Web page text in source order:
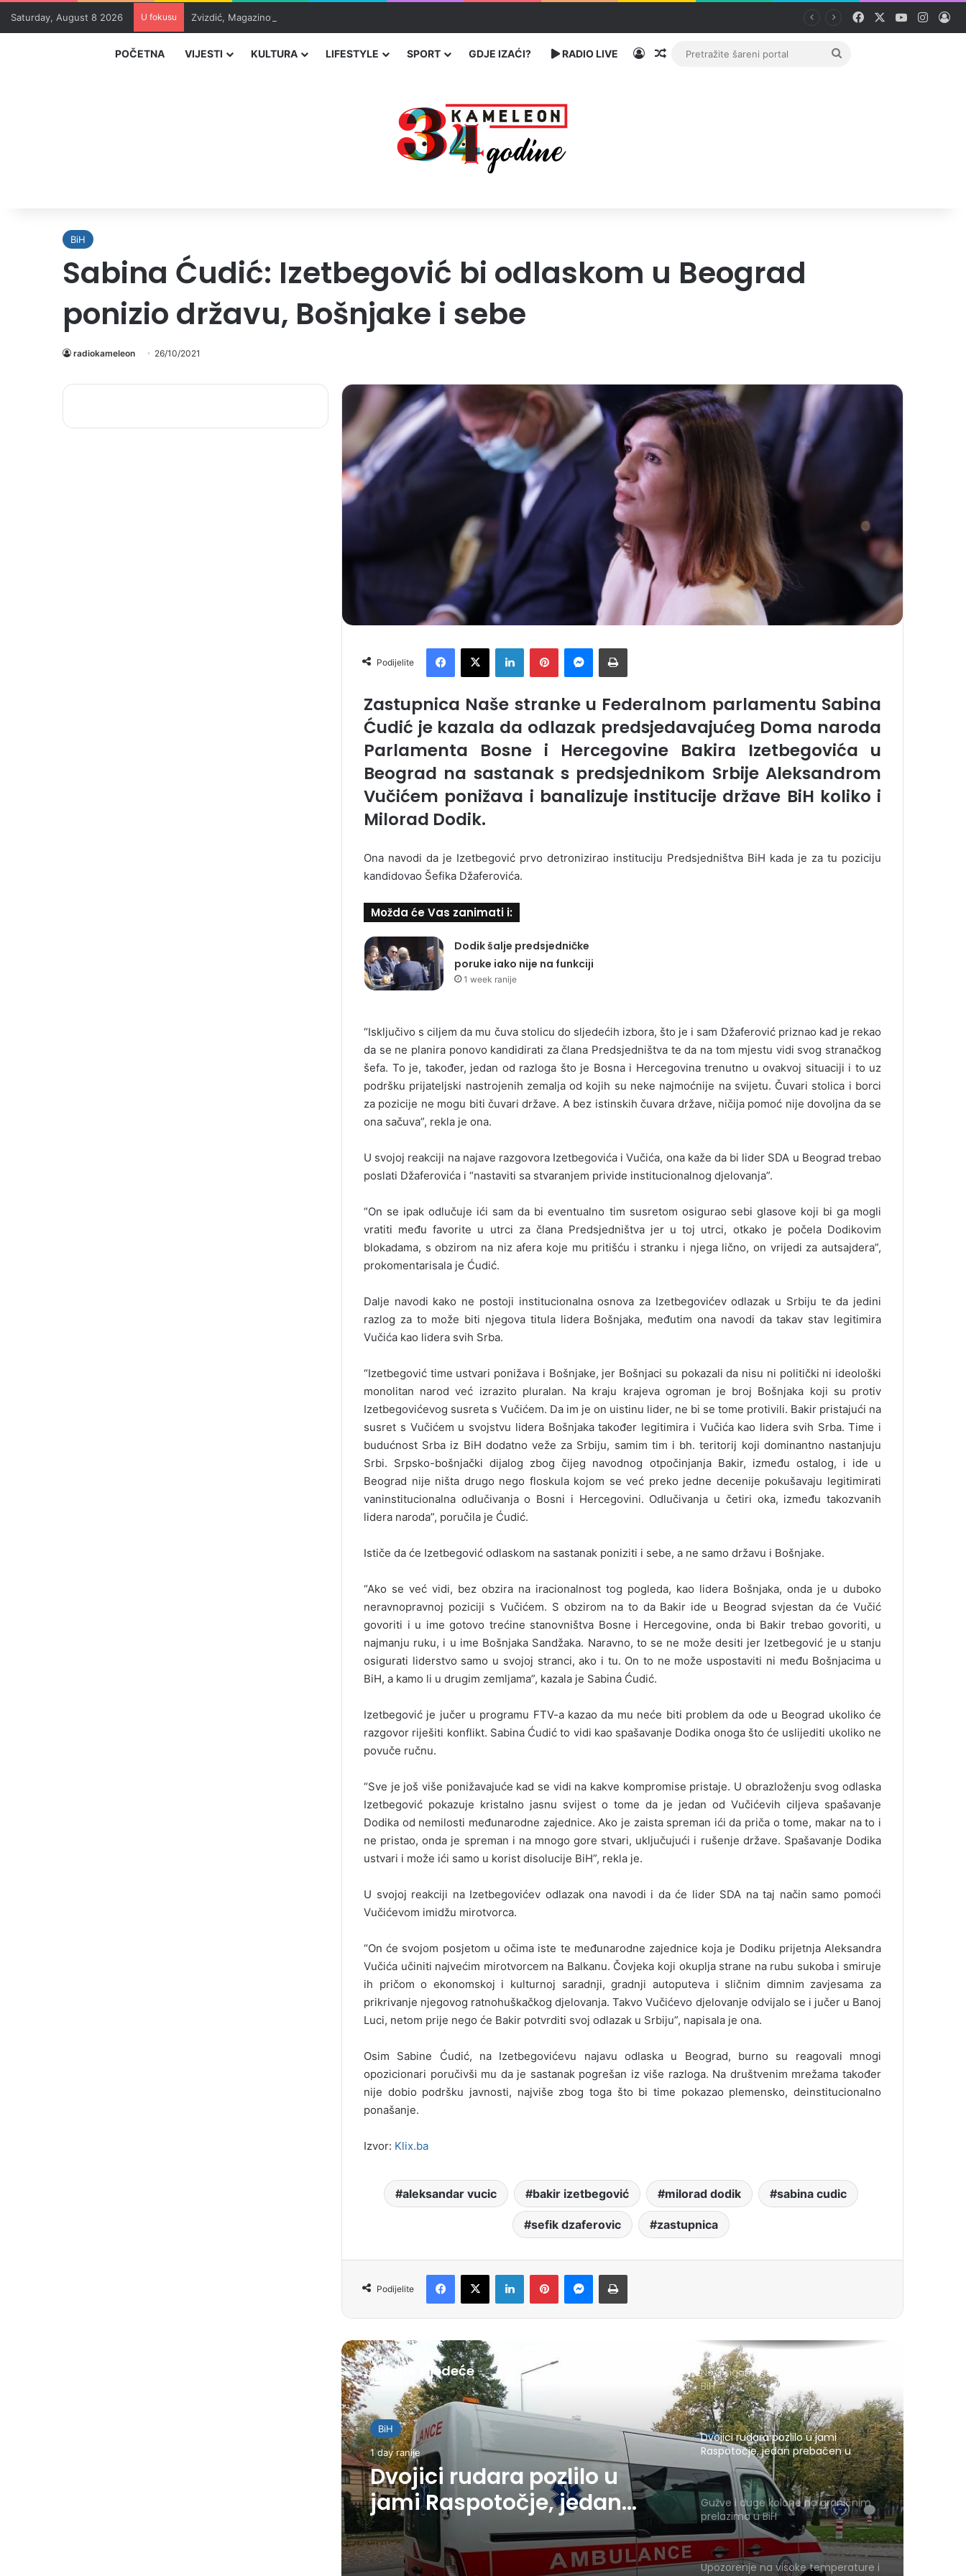
Saturday, August 8 2026 U fokusu Zvizdić, Magazinović i Kojović traže poseban status za Memorijalni centar Srebrenica Facebook YouTube
POČETNA VIJESTI KULTURA LIFESTYLE SPORT GDJE IZAĆI? RADIO LIVE PrijavaRandom članak
Pretražite
BiH
Sabina Ćudić: Izetbegović bi odlaskom u Beograd
ponizio državu, Bošnjake i sebe
radiokameleon 26/10/2021
Podijelite
Zastupnica Naše stranke u Federalnom parlamentu Sabina
Ćudić je kazala da odlazak predsjedavajućeg Doma naroda
Parlamenta Bosne i Hercegovine Bakira Izetbegovića u
Beograd na sastanak s predsjednikom Srbije Aleksandrom
Vučićem ponižava i banalizuje institucije države BiH koliko i
Milorad Dodik.
Ona navodi da je Izetbegović prvo detronizirao instituciju Predsjedništva BiH kada je za tu poziciju
kandidovao Šefika Džaferovića.
Možda će Vas zanimati i:
Dodik šalje predsjedničke
poruke iako nije na funkciji
1 week ranije
“Isključivo s ciljem da mu čuva stolicu do sljedećih izbora, što je i sam Džaferović priznao kad je rekao
da se ne planira ponovo kandidirati za člana Predsjedništva te da na tom mjestu vidi svog stranačkog
šefa. To je, također, jedan od razloga što je Bosna i Hercegovina trenutno u ovakvoj situaciji i to uz
podršku prijateljski nastrojenih zemalja od kojih su neke najmoćnije na svijetu. Čuvari stolica i borci
za pozicije ne mogu biti čuvari države. A bez istinskih čuvara države, ničija pomoć nije dovoljna da se
ona sačuva”, rekla je ona.
U svojoj reakciji na najave razgovora Izetbegovića i Vučića, ona kaže da bi lider SDA u Beograd trebao
poslati Džaferovića i “nastaviti sa stvaranjem privide institucionalnog djelovanja”.
“On se ipak odlučuje ići sam da bi eventualno tim susretom osigurao sebi glasove koji bi ga mogli
vratiti među favorite u utrci za člana Predsjedništva jer u toj utrci, otkako je počela Dodikovim
blokadama, s obzirom na niz afera koje mu pritišću i stranku i njega lično, on vrijedi za autsajdera”,
prokomentarisala je Ćudić.
Dalje navodi kako ne postoji institucionalna osnova za Izetbegovićev odlazak u Srbiju te da jedini
razlog za to može biti njegova titula lidera Bošnjaka, međutim ona navodi da takav stav legitimira
Vučića kao lidera svih Srba.
“Izetbegović time ustvari ponižava i Bošnjake, jer Bošnjaci su pokazali da nisu ni politički ni ideološki
monolitan narod već izrazito pluralan. Na kraju krajeva ogroman je broj Bošnjaka koji su protiv
Izetbegovićevog susreta s Vučićem. Da im je on uistinu lider, ne bi se tome protivili. Bakir pristajući na
susret s Vučićem u svojstvu lidera Bošnjaka također legitimira i Vučića kao lidera svih Srba. Time i
budućnost Srba iz BiH dodatno veže za Srbiju, samim tim i bh. teritorij koji dominantno nastanjuju
Srbi. Srpsko-bošnjački dijalog zbog čijeg navodnog otpočinjanja Bakir, između ostalog, i ide u
Beograd nije ništa drugo nego floskula kojom se već preko jedne decenije pokušavaju legitimirati
vaninstitucionalna odlučivanja o Bosni i Hercegovini. Odlučivanja u četiri oka, između takozvanih
lidera naroda”, poručila je Ćudić.
Ističe da će Izetbegović odlaskom na sastanak poniziti i sebe, a ne samo državu i Bošnjake.
“Ako se već vidi, bez obzira na iracionalnost tog pogleda, kao lidera Bošnjaka, onda je u duboko
neravnopravnoj poziciji s Vučićem. S obzirom na to da Bakir ide u Beograd svjestan da će Vučić
govoriti i u ime gotovo trećine stanovništva Bosne i Hercegovine, onda bi Bakir trebao govoriti, u
najmanju ruku, i u ime Bošnjaka Sandžaka. Naravno, to se ne može desiti jer Izetbegović je u stanju
osigurati liderstvo samo u svojoj stranci, ako i tu. On to ne može uspostaviti ni među Bošnjacima u
BiH, a kamo li u drugim zemljama”, kazala je Sabina Ćudić.
Izetbegović je jučer u programu FTV-a kazao da mu neće biti problem da ode u Beograd ukoliko će
razgovor riješiti konflikt. Sabina Ćudić to vidi kao spašavanje Dodika onoga što će uslijediti ukoliko ne
povuče ručnu.
“Sve je još više ponižavajuće kad se vidi na kakve kompromise pristaje. U obrazloženju svog odlaska
Izetbegović pokazuje kristalno jasnu svijest o tome da je jedan od Vučićevih ciljeva spašavanje
Dodika od nemilosti međunarodne zajednice. Ako je zaista spreman ići da priča o tome, makar na to i
ne pristao, onda je spreman i na mnogo gore stvari, uključujući i rušenje države. Spašavanje Dodika
ustvari i može ići samo u korist disolucije BiH”, rekla je.
U svojoj reakciji na Izetbegovićev odlazak ona navodi i da će lider SDA na taj način samo pomoći
Vučićevom imidžu mirotvorca.
“On će svojom posjetom u očima iste te međunarodne zajednice koja je Dodiku prijetnja Aleksandra
Vučića učiniti najvećim mirotvorcem na Balkanu. Čovjeka koji okuplja strane na rubu sukoba i smiruje
ih pričom o ekonomskoj i kulturnoj saradnji, gradnji autoputeva i sličnim dimnim zavjesama za
prikrivanje njegovog ratnohuškačkog djelovanja. Takvo Vučićevo djelovanje odvijalo se i jučer u Banoj
Luci, netom prije nego će Bakir potvrditi svoj odlazak u Srbiju”, napisala je ona.
Osim Sabine Ćudić, na Izetbegovićevu najavu odlaska u Beograd, burno su reagovali mnogi
opozicionari poručivši mu da je sastanak pogrešan iz više razloga. Na društvenim mrežama također
nije dobio podršku javnosti, najviše zbog toga što bi time pokazao plemensko, deinstitucionalno
ponašanje.
Izvor: Klix.ba
aleksandar vucic bakir izetbegović milorad dodik sabina cudic
sefik dzaferovic zastupnica
Podijelite
Čitajte sljedeće
BiH
1 day ranije
Dvojici rudara pozlilo u
jami Raspotočje, jedan
prebačen u bolnicu
Novi sigurnosni sistem za izbore u
BiH
Dvojici rudara pozlilo u jami
Raspotočje, jedan prebačen u
bolnicu
Gužve i duge kolone na graničnim
prelazima u BiH
Upozorenje na visoke temperature i